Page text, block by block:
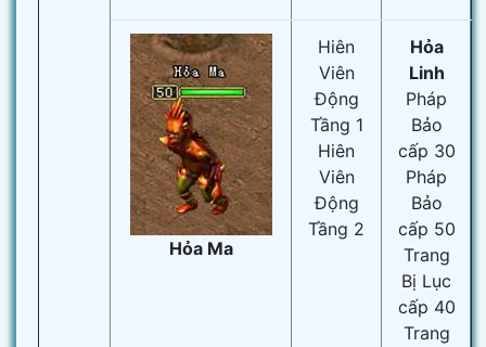
Hỏa Ma
Hiên
Viên
Động
Tầng 1
Hiên
Viên
Động
Tầng 2
Hỏa
Linh
Pháp
Bảo
cấp 30
Pháp
Bảo
cấp 50
Trang
Bị Lục
cấp 40
Trang